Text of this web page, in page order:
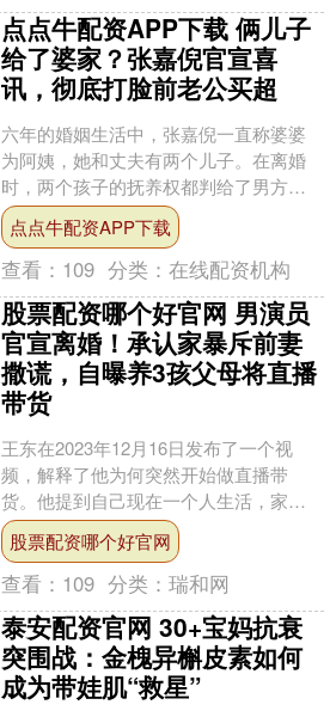
点点牛配资APP下载 俩儿子
给了婆家？张嘉倪官宣喜
讯，彻底打脸前老公买超
六年的婚姻生活中，张嘉倪一直称婆婆
为阿姨，她和丈夫有两个儿子。在离婚
时，两个孩子的抚养权都判给了男方。
由于出轨事件，张嘉倪几乎没有得到什
么财产，几乎可以说是净身....
点点牛配资APP下载
查看： 109 分类：在线配资机构
股票配资哪个好官网 男演员
官宣离婚！承认家暴斥前妻
撒谎，自曝养3孩父母将直播
带货
王东在2023年12月16日发布了一个视
频，解释了他为何突然开始做直播带
货。他提到自己现在一个人生活，家里
有三个孩子需要抚养，尤其是大儿子健
康状况不佳，无法自理....
股票配资哪个好官网
查看： 109 分类：瑞和网
泰安配资官网 30+宝妈抗衰
突围战：金槐异槲皮素如何
成为带娃肌“救星”